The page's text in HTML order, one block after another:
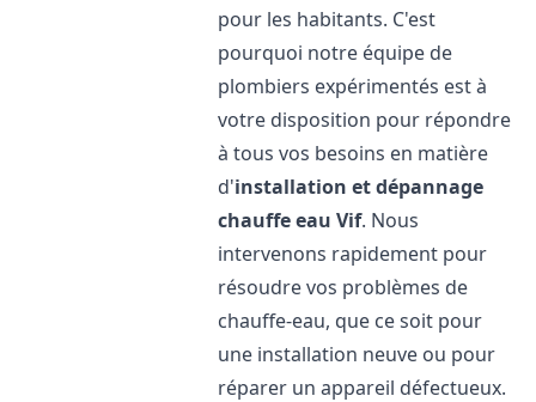
pour les habitants. C'est
pourquoi notre équipe de
plombiers expérimentés est à
votre disposition pour répondre
à tous vos besoins en matière
d'installation et dépannage
chauffe eau Vif. Nous
intervenons rapidement pour
résoudre vos problèmes de
chauffe-eau, que ce soit pour
une installation neuve ou pour
réparer un appareil défectueux.